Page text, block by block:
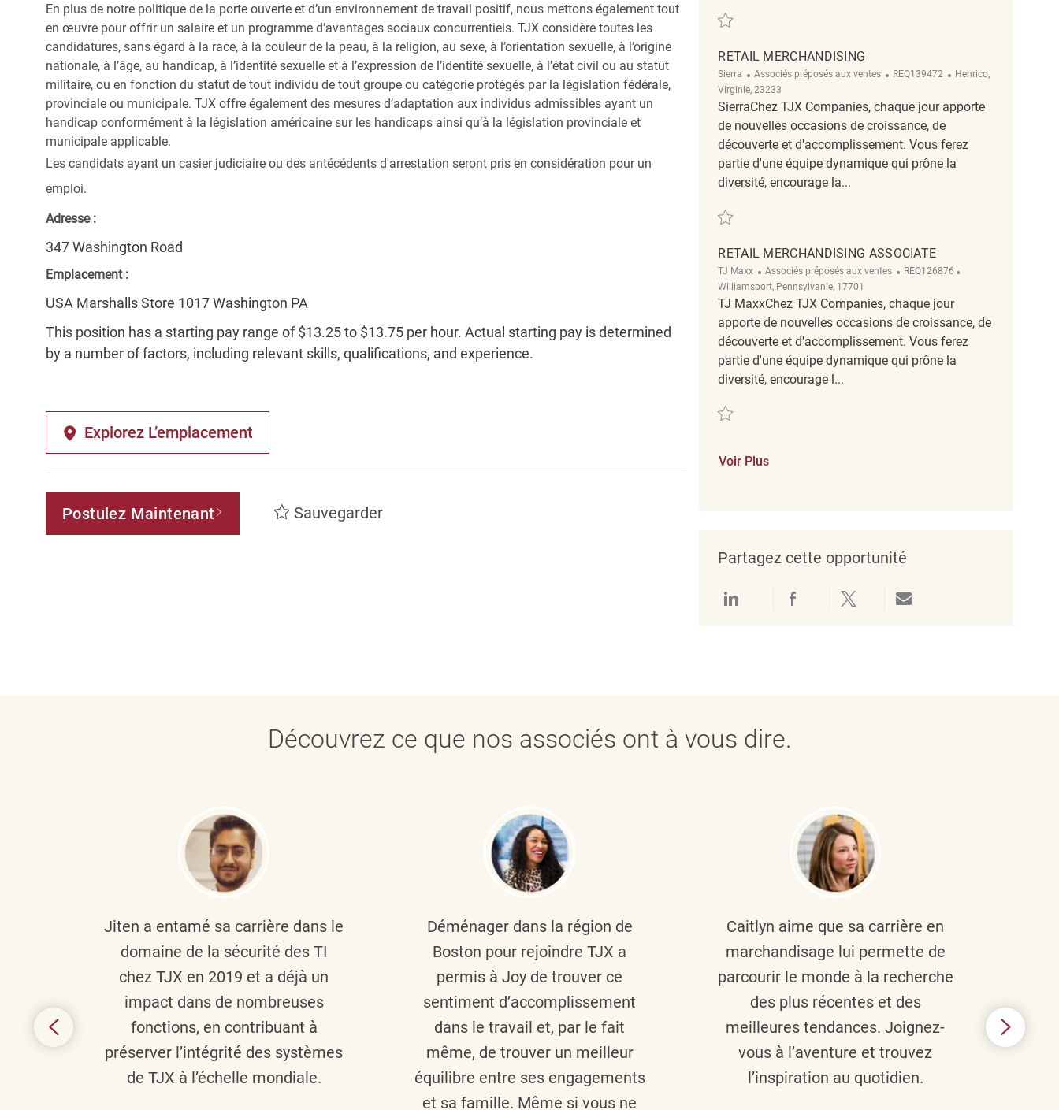
En plus de notre politique de la porte ouverte et d’un environnement de travail positif, nous mettons également tout
en œuvre pour offrir un salaire et un programme d’avantages sociaux concurrentiels. TJX considère toutes les
candidatures, sans égard à la race, à la couleur de la peau, à la religion, au sexe, à l’orientation sexuelle, à l’origine
nationale, à l’âge, au handicap, à l’identité sexuelle et à l’expression de l’identité sexuelle, à l’état civil ou au statut
militaire, ou en fonction du statut de tout individu de tout groupe ou catégorie protégés par la législation fédérale,
provinciale ou municipale. TJX offre également des mesures d’adaptation aux individus admissibles ayant un
handicap conformément à la législation américaine sur les handicaps ainsi qu’à la législation provinciale et
municipale applicable.
Les candidats ayant un casier judiciaire ou des antécédents d'arrestation seront pris en considération pour un
emploi.
Adresse :
347 Washington Road
Emplacement :
USA Marshalls Store 1017 Washington PA
This position has a starting pay range of $13.25 to $13.75 per hour. Actual starting pay is determined
by a number of factors, including relevant skills, qualifications, and experience.
Explorez L’emplacement
Postulez Maintenant Sauvegarder
Sauvegarder Retail Merchandising Assocaite REQ142860
RETAIL MERCHANDISING
Sierra Catégorie
Associés préposés aux ventes ReqId
REQ139472 Emplacement
Henrico,
Virginie, 23233
SierraChez TJX Companies, chaque jour apporte
de nouvelles occasions de croissance, de
découverte et d'accomplissement. Vous ferez
partie d'une équipe dynamique qui prône la
diversité, encourage la...
Sauvegarder Retail Merchandising REQ139472
RETAIL MERCHANDISING ASSOCIATE
TJ Maxx Catégorie
Associés préposés aux ventes ReqId
REQ126876
Williamsport, Pennsylvanie, 17701
TJ MaxxChez TJX Companies, chaque jour
apporte de nouvelles occasions de croissance, de
découverte et d'accomplissement. Vous ferez
partie d'une équipe dynamique qui prône la
diversité, encourage l...
Sauvegarder RETAIL MERCHANDISING ASSOCIATE REQ126876
Voir Plus
Partagez cette opportunité
Partager via LinkedInPartager via Facebook
Partager via twitterPartager par e-mail
Découvrez ce que nos associés ont à vous dire.
Jiten a entamé sa carrière dans le
domaine de la sécurité des TI
chez TJX en 2019 et a déjà un
impact dans de nombreuses
fonctions, en contribuant à
préserver l’intégrité des systèmes
de TJX à l’échelle mondiale.
Déménager dans la région de
Boston pour rejoindre TJX a
permis à Joy de trouver ce
sentiment d’accomplissement
dans le travail et, par le fait
même, de trouver un meilleur
équilibre entre ses engagements
et sa famille. Même si vous ne
Caitlyn aime que sa carrière en
marchandisage lui permette de
parcourir le monde à la recherche
des plus récentes et des
meilleures tendances. Joignez-
vous à l’aventure et trouvez
l’inspiration au quotidien.